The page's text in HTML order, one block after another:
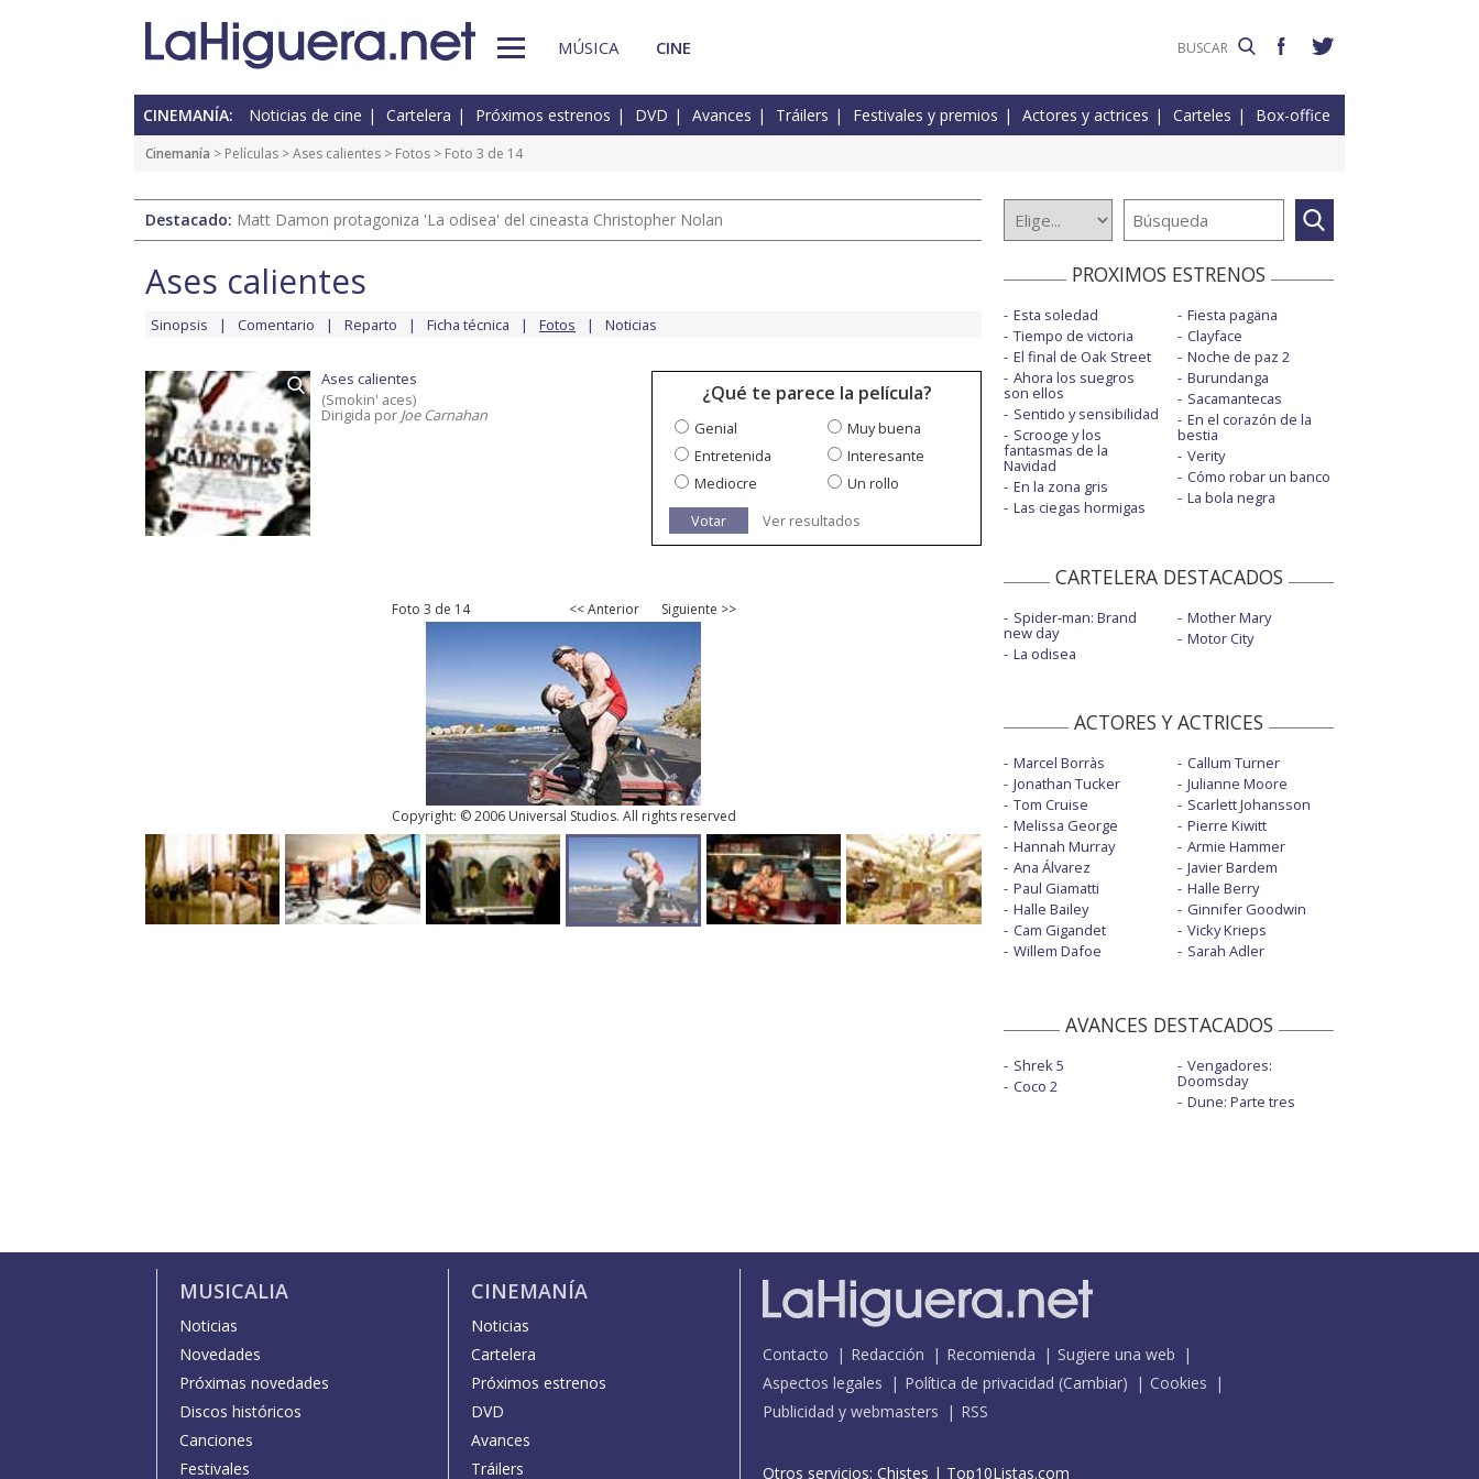
MÚSICA CINE
CINEMANÍA: Noticias de cine Cartelera Próximos estrenos DVD Avances Tráilers Festivales y premios Actores y actrices Carteles Box-office
Cinemanía > Películas >Ases calientes > Fotos > Foto 3 de 14
Destacado: Matt Damon protagoniza 'La odisea' del cineasta Christopher Nolan
Ases calientes
Sinopsis Comentario Reparto Ficha técnica Fotos Noticias
Ases calientes
(Smokin' aces)
Dirigida por Joe Carnahan
¿Qué te parece la película?
Genial
Muy buena
Entretenida
Interesante
Mediocre
Un rollo
Votar
Ver resultados
Foto 3 de 14 << Anterior Siguiente >>
Copyright: © 2006 Universal Studios. All rights reserved
PROXIMOS ESTRENOS
Esta soledad
Tiempo de victoria
El final de Oak Street
Ahora los suegros
son ellos
Sentido y sensibilidad
Scrooge y los
fantasmas de la
Navidad
En la zona gris
Las ciegas hormigas
Fiesta pagäna
Clayface
Noche de paz 2
Burundanga
Sacamantecas
En el corazón de la
bestia
Verity
Cómo robar un banco
La bola negra
CARTELERA DESTACADOS
Spider-man: Brand
new day
La odisea
Mother Mary
Motor City
ACTORES Y ACTRICES
Marcel Borràs
Jonathan Tucker
Tom Cruise
Melissa George
Hannah Murray
Ana Álvarez
Paul Giamatti
Halle Bailey
Cam Gigandet
Willem Dafoe
Callum Turner
Julianne Moore
Scarlett Johansson
Pierre Kiwitt
Armie Hammer
Javier Bardem
Halle Berry
Ginnifer Goodwin
Vicky Krieps
Sarah Adler
AVANCES DESTACADOS
Shrek 5
Coco 2
Vengadores:
Doomsday
Dune: Parte tres
MUSICALIA
Noticias
Novedades
Próximas novedades
Discos históricos
Canciones
Festivales
CINEMANÍA
Noticias
Cartelera
Próximos estrenos
DVD
Avances
Tráilers
Contacto Redacción Recomienda
Sugiere una web
Aspectos legales
Política de privacidad (Cambiar)
Cookies
Publicidad y webmasters
RSS
Otros servicios: Chistes | Top10Listas.com